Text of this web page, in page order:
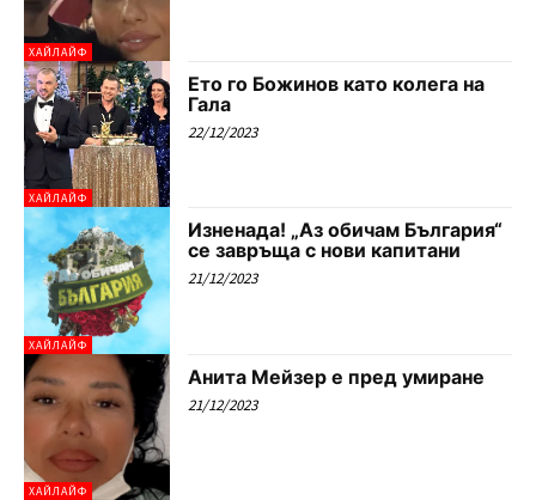
ХАЙЛАЙФ
ХАЙЛАЙФ
Ето го Божинов като колега на
Гала
22/12/2023
ХАЙЛАЙФ
Изненада! „Аз обичам България“
се завръща с нови капитани
21/12/2023
ХАЙЛАЙФ
Анита Мейзер е пред умиране
21/12/2023